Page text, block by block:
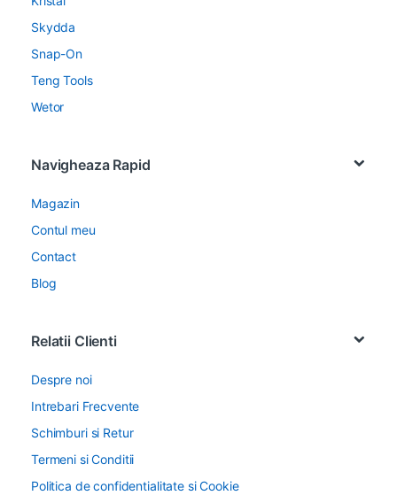
Skydda
Snap-On
Teng Tools
Wetor
Navigheaza Rapid
Magazin
Contul meu
Contact
Blog
Relatii Clienti
Despre noi
Intrebari Frecvente
Schimburi si Retur
Termeni si Conditii
Politica de confidentialitate si Cookie